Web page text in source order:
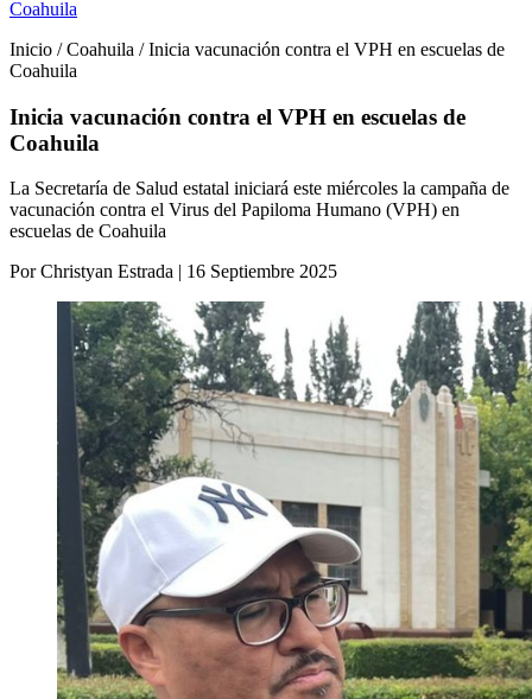
Coahuila
Inicio / Coahuila / Inicia vacunación contra el VPH en escuelas de
Coahuila
Inicia vacunación contra el VPH en escuelas de
Coahuila
La Secretaría de Salud estatal iniciará este miércoles la campaña de
vacunación contra el Virus del Papiloma Humano (VPH) en
escuelas de Coahuila
Por Christyan Estrada | 16 Septiembre 2025